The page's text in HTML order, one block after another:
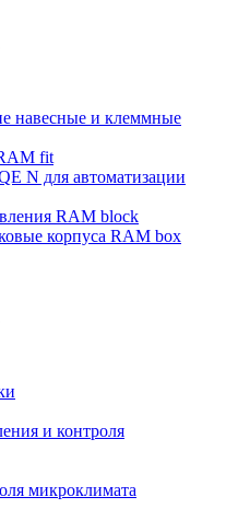
навесные и клеммные
fit
N для автоматизации
RAM block
корпуса RAM box
и контроля
микроклимата